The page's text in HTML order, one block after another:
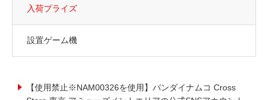
入荷プライズ
設置ゲーム機
【使用禁止※NAM00326を使用】バンダイナムコ Cross